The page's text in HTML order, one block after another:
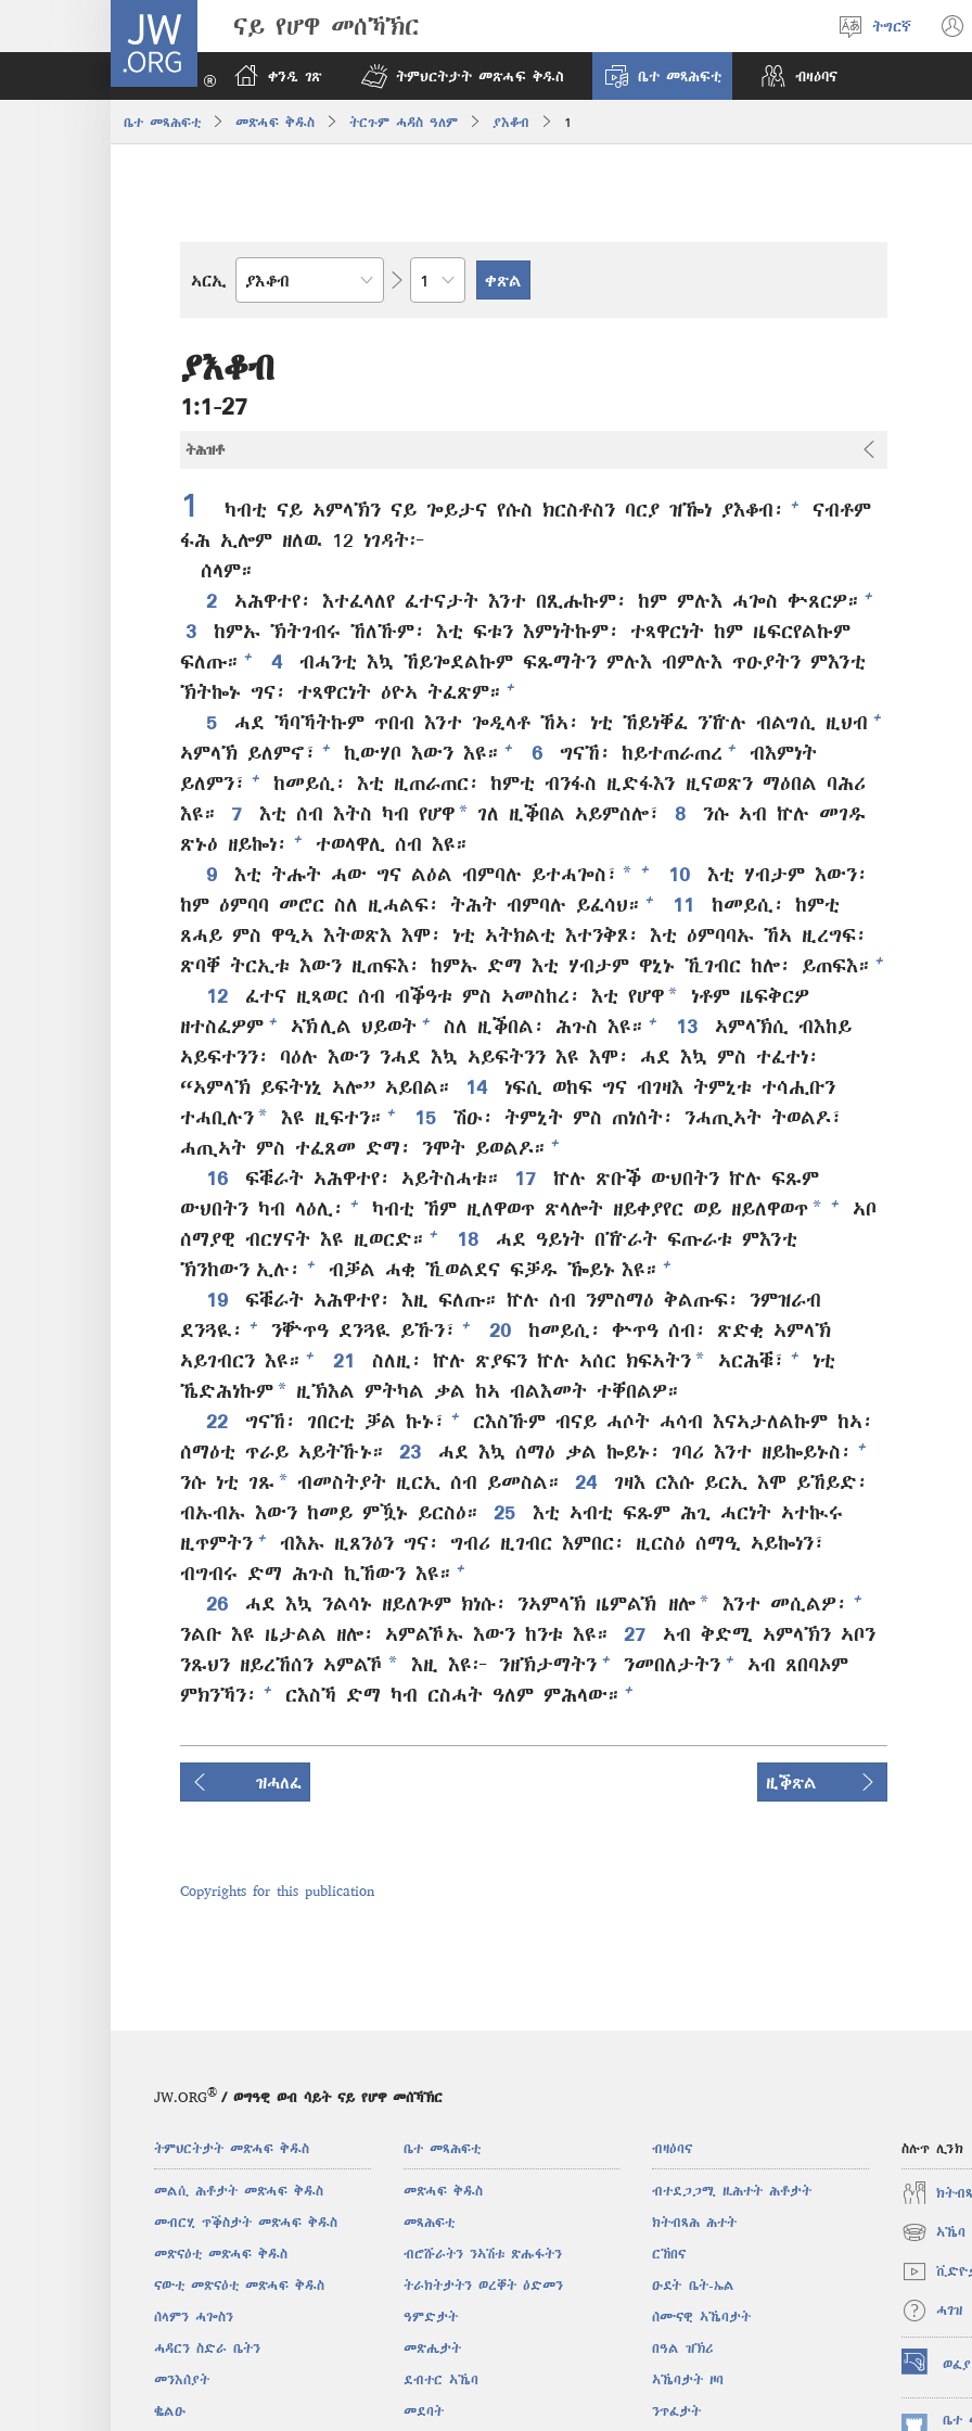
JW.ORG ናይ የሆዋ መሰኻኽር
ቋንቋ
ትግርኛ
ቀንዲ ገጽ ትምህርትታት መጽሓፍ ቅዱስ ቤተ መጻሕፍቲ ብዛዕባና
ቤተ መጻሕፍቲ መጽሓፍ ቅዱስ ትርጉም ሓዳስ ዓለም ያእቆብ 1
ኣርኢ
መጻሕፍቲ
ምዕራፍ
ያእቆብ
1:1-27
ትሕዝቶ
1 ካብቲ ናይ ኣምላኽን ናይ ጐይታና የሱስ ክርስቶስን ባርያ ዝዀነ ያእቆብ፡ +
ናብቶም
ፋሕ ኢሎም ዘለዉ 12 ነገዳት፦
ሰላም።
2
ኣሕዋተየ፡ እተፈላለየ ፈተናታት እንተ በጺሑኩም፡ ከም ምሉእ ሓጐስ ቍጸርዎ። +
3
ከምኡ ኽትገብሩ ኸለኹም፡ እቲ ፍቱን እምነትኩም፡ ተጻዋርነት ከም ዜፍርየልኩም
ፍለጡ። + 4
ብሓንቲ እኳ ኸይጐደልኩም ፍጹማትን ምሉእ ብምሉእ ጥዑያትን ምእንቲ
ኽትኰኑ ግና፡ ተጻዋርነት ዕዮኣ ትፈጽም። +
5 ሓደ ኻባኻትኩም ጥበብ እንተ ጐዲላቶ ኸኣ፡ ነቲ ኸይነቐፈ ንዅሉ ብልግሲ ዚህብ +
ኣምላኽ ይለምኖ፣ + ኪውሃቦ እውን እዩ። + 6 ግናኸ፡ ከይተጠራጠረ +
ብእምነት
ይለምን፣
+
ከመይሲ፡ እቲ ዚጠራጠር፡ ከምቲ ብንፋስ ዚድፋእን ዚናወጽን ማዕበል ባሕሪ
እዩ።
7 እቲ ሰብ እትስ ካብ የሆዋ *ገለ ዚቕበል ኣይምሰሎ፣ 8
ንሱ ኣብ ኵሉ መገዱ
ጽኑዕ ዘይኰነ፡
+
ተወላዋሊ ሰብ እዩ።
9
እቲ ትሑት ሓው ግና ልዕል ብምባሉ ይተሓጐስ፣ * + 10
እቲ ሃብታም እውን፡
ከም ዕምባባ መሮር ስለ ዚሓልፍ፡ ትሕት ብምባሉ ይፈሳህ። + 11
ከመይሲ፡ ከምቲ
ጸሓይ ምስ ዋዒኣ እትወጽእ እሞ፡ ነቲ ኣትክልቲ እተንቅጾ፡ እቲ ዕምባባኡ ኸኣ ዚረግፍ፡
ጽባቐ ትርኢቱ እውን ዚጠፍእ፡ ከምኡ ድማ እቲ ሃብታም ዋኒኑ ኺገብር ከሎ፡ ይጠፍእ። +
12 ፈተና ዚጻወር ሰብ ብቕዓቱ ምስ ኣመስከረ፡ እቲ የሆዋ *
ነቶም ዜፍቅርዎ
ዘተስፈዎም + ኣኽሊል ህይወት + ስለ ዚቕበል፡ ሕጉስ እዩ። + 13
ኣምላኽሲ ብእከይ
ኣይፍተንን፡ ባዕሉ እውን ንሓደ እኳ ኣይፍትንን እዩ እሞ፡ ሓደ እኳ ምስ ተፈተነ፡
“ኣምላኽ ይፍትነኒ ኣሎ” ኣይበል።
14
ነፍሲ ወከፍ ግና ብገዛእ ትምኒቱ ተሳሒቡን
ተሓቢሉን * እዩ ዚፍተን። + 15
ሽዑ፡ ትምኒት ምስ ጠነሰት፡ ንሓጢኣት ትወልዶ፣
ሓጢኣት ምስ ተፈጸመ ድማ፡ ንሞት ይወልዶ። +
16 ፍቑራት ኣሕዋተየ፡ ኣይትስሓቱ። 17
ኵሉ ጽቡቕ ውህበትን ኵሉ ፍጹም
ውህበትን ካብ ላዕሊ፡
+ ካብቲ ኸም ዚለዋወጥ ጽላሎት ዘይቀያየር ወይ ዘይለዋወጥ * +
ኣቦ
ሰማያዊ ብርሃናት እዩ ዚወርድ። + 18
ሓደ ዓይነት በዅራት ፍጡራቱ ምእንቲ
ኽንከውን ኢሉ፡
+ ብቓል ሓቂ ኺወልደና ፍቓዱ ዀይኑ እዩ። +
19
ፍቑራት ኣሕዋተየ፡ እዚ ፍለጡ። ኵሉ ሰብ ንምስማዕ ቅልጡፍ፡ ንምዝራብ
ደንጓዪ፡
+ ንቝጥዓ ደንጓዪ ይኹን፣ + 20
ከመይሲ፡ ቍጥዓ ሰብ፡ ጽድቂ ኣምላኽ
ኣይገብርን እዩ። + 21 ስለዚ፡ ኵሉ ጽያፍን ኵሉ ኣሰር ክፍኣትን * ኣርሕቑ፣ +
ነቲ
ኼድሕነኩም * ዚኽእል ምትካል ቃል ከኣ ብልእመት ተቐበልዎ።
22
ግናኸ፡ ገበርቲ ቓል ኩኑ፣ +
ርእስኹም ብናይ ሓሶት ሓሳብ እናኣታለልኩም ከኣ፡
ሰማዕቲ ጥራይ ኣይትኹኑ።
23 ሓደ እኳ ሰማዕ ቃል ኰይኑ፡ ገባሪ እንተ ዘይኰይኑስ፡ +
ንሱ ነቲ ገጹ * ብመስትያት ዚርኢ ሰብ ይመስል። 24
ገዛእ ርእሱ ይርኢ እሞ ይኸይድ፡
ብኡብኡ እውን ከመይ ምዃኑ ይርስዕ።
25
እቲ ኣብቲ ፍጹም ሕጊ ሓርነት ኣተኲሩ
ዚጥምትን +
ብእኡ ዚጸንዕን ግና፡ ግብሪ ዚገብር እምበር፡ ዚርስዕ ሰማዒ ኣይኰነን፣
ብግብሩ ድማ ሕጉስ ኪኸውን እዩ። +
26 ሓደ እኳ ንልሳኑ ዘይለጕም ክነሱ፡ ንኣምላኽ ዜምልኽ ዘሎ * እንተ መሲልዎ፡ +
ንልቡ እዩ ዜታልል ዘሎ፡ ኣምልኾኡ እውን ከንቱ እዩ። 27
ኣብ ቅድሚ ኣምላኽን ኣቦን
ንጹህን ዘይረኸሰን ኣምልኾ * እዚ እዩ፦ ንዘኽታማትን + ንመበለታትን +
ኣብ ጸበባኦም
ምክንኻን፡
+ ርእስኻ ድማ ካብ ርስሓት ዓለም ምሕላው። +
ዝሓለፈ ዚቕጽል
Copyrights for this publication
JW.ORG® / ወግዓዊ ወብ ሳይት ናይ የሆዋ መሰኻኽር
ትምህርትታት መጽሓፍ ቅዱስ
መልሲ ሕቶታት መጽሓፍ ቅዱስ
መብርሂ ጥቕስታት መጽሓፍ ቅዱስ
መጽናዕቲ መጽሓፍ ቅዱስ
ናውቲ መጽናዕቲ መጽሓፍ ቅዱስ
ሰላምን ሓጐስን
ሓዳርን ስድራ ቤትን
መንእሰያት
ቈልዑ
ቤተ መጻሕፍቲ
መጽሓፍ ቅዱስ
መጻሕፍቲ
ብሮሹራትን ንኣሽቱ ጽሑፋትን
ትራክትታትን ወረቐት ዕድመን
ዓምድታት
መጽሔታት
ደብተር ኣኼባ
መደባት
ብዛዕባና
ብተደጋጋሚ ዚሕተት ሕቶታት
ክትብጻሕ ሕተት
ርኸበና
ዑደት ቤት-ኤል
ሰሙናዊ ኣኼባታት
በዓል ዝኽሪ
ኣኼባታት ዞባ
ንጥፈታት
ስሉጥ ሊንክ
ኣኼባ
(opens
new
window)
ሓገዝ
ወፈያ
(opens
new
window)ቤተ